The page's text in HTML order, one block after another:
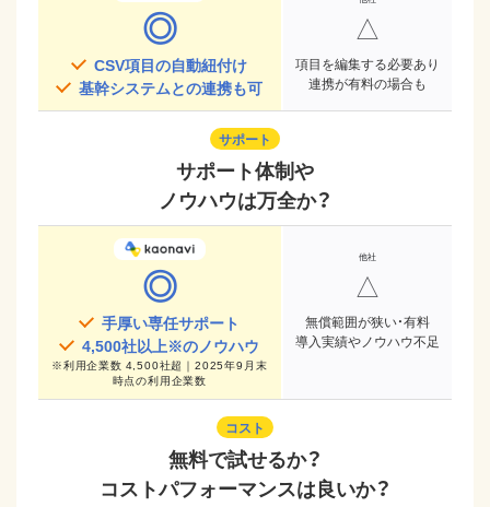
◎
CSV項目の自動紐付け
基幹システムとの連携も可
△
項目を編集する必要あり
連携が有料の場合も
サポート
サポート体制や
ノウハウは万全か？
◎
手厚い専任サポート
4,500社以上※のノウハウ
※利用企業数 4,500社超｜2025年9月末
時点の利用企業数
△
無償範囲が狭い・有料
導入実績やノウハウ不足
コスト
無料で試せるか？
コストパフォーマンスは良いか？